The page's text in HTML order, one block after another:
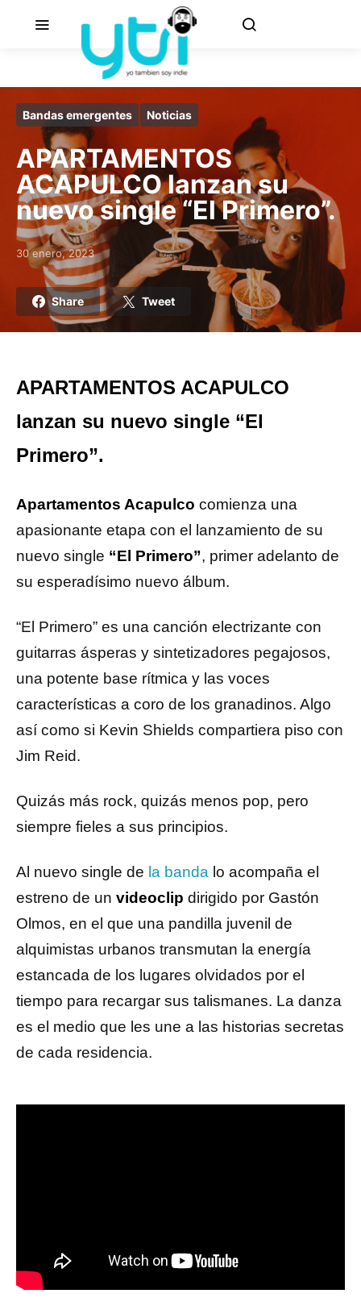
Bandas emergentes Noticias
APARTAMENTOS
ACAPULCO lanzan su
nuevo single “El Primero”.
Posted on
30 enero, 2023
Share Tweet
APARTAMENTOS ACAPULCO
lanzan su nuevo single “El
Primero”.
Apartamentos Acapulco comienza una
apasionante etapa con el lanzamiento de su
nuevo single “El Primero”, primer adelanto de
su esperadísimo nuevo álbum.
“El Primero” es una canción electrizante con
guitarras ásperas y sintetizadores pegajosos,
una potente base rítmica y las voces
características a coro de los granadinos. Algo
así como si Kevin Shields compartiera piso con
Jim Reid.
Quizás más rock, quizás menos pop, pero
siempre fieles a sus principios.
Al nuevo single de la banda lo acompaña el
estreno de un videoclip dirigido por Gastón
Olmos, en el que una pandilla juvenil de
alquimistas urbanos transmutan la energía
estancada de los lugares olvidados por el
tiempo para recargar sus talismanes. La danza
es el medio que les une a las historias secretas
de cada residencia.